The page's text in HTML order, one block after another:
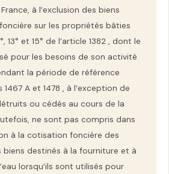
à l’exclusion des biens
sur les propriétés bâties
13° et 15° de l’article 1382 , dont le
pour les besoins de son activité
la période de référence
A et 1478 , à l’exception de
ou cédés au cours de la
ne sont pas compris dans
à la cotisation foncière des
biens destinés à la fourniture et à
lorsqu’ils sont utilisés pour